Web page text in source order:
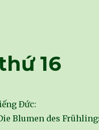
16
Đức:
Blumen des